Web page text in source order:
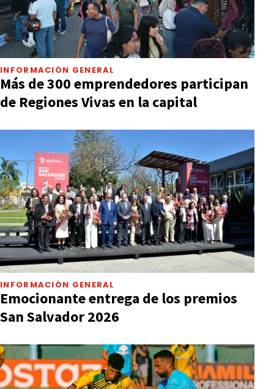
INFORMACIÓN GENERAL
Más de 300 emprendedores participan
de Regiones Vivas en la capital
INFORMACIÓN GENERAL
Emocionante entrega de los premios
San Salvador 2026